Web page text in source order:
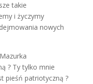
takie
i życzymy
nowych
? Ty tylko mnie
pieśń patriotyczną ?